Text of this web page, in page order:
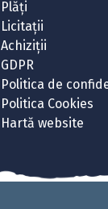
Plăți
Licitații
Achiziții
GDPR
Politica de
Politica Cookies
Hartă website